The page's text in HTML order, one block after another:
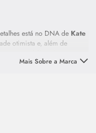
está no DNA de Kate
otimista e, além de
Mais Sobre a Marca